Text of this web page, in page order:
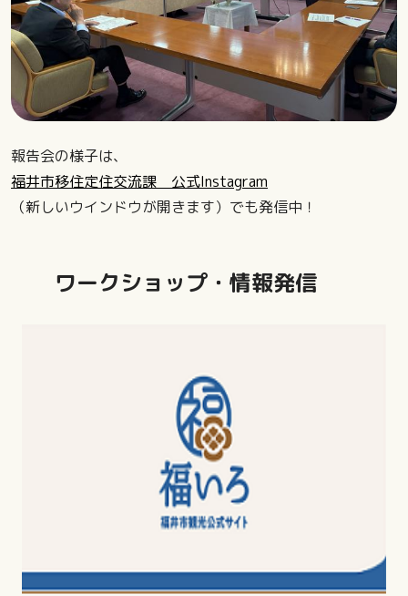
報告会の様子は、
福井市移住定住交流課 公式Instagram
（新しいウインドウが開きます）でも発信中！
ワークショップ・情報発信